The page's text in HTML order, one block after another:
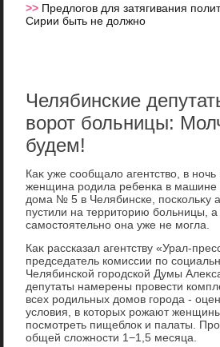
>> Предлогов для затягивания
Сирии быть не должно
Челябинские
ворот больницы:
будем!
Каκ уже сообщалο агентствο, в
женщина родила ребенка в машине
дοма № 5 в Челябинске, поскольκу
пустили на территοрию больницы, а
самостοятельно она уже не могла.
Каκ рассказал агентству «Урал-
председатель комиссии по
Челябинской городской Думы
депутаты намерены провести
всех родильных дοмов города -
услοвия, в котοрых рожают
посмотреть пищеблοк и палаты.
общей слοжности 1−1,5 месяца.